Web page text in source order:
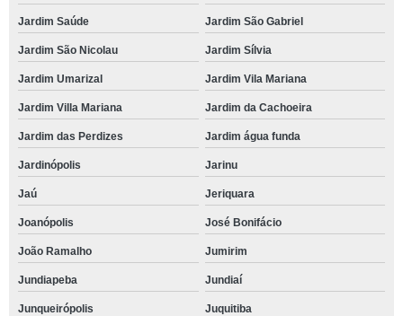
Jardim Saúde Jardim São Gabriel
Jardim São Nicolau Jardim Sílvia
Jardim Umarizal Jardim Vila Mariana
Jardim Villa Mariana Jardim da Cachoeira
Jardim das Perdizes Jardim água funda
Jardinópolis Jarinu
Jaú Jeriquara
Joanópolis José Bonifácio
João Ramalho Jumirim
Jundiapeba Jundiaí
Junqueirópolis Juquitiba